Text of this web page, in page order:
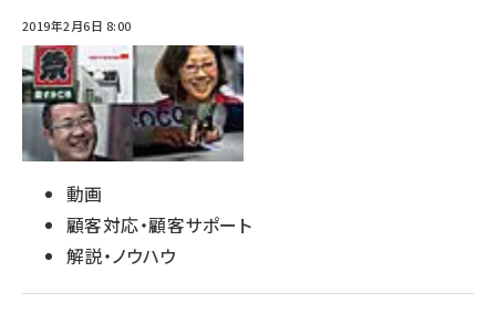
2019年2月6日 8:00
動画
顧客対応・顧客サポート
解説・ノウハウ